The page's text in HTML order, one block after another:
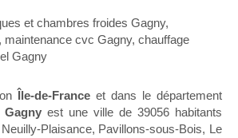
et chambres froides Gagny,
maintenance cvc Gagny, chauffage
Gagny
Île-de-France et dans le département
Gagny est une ville de 39056 habitants
Plaisance, Pavillons-sous-Bois, Le